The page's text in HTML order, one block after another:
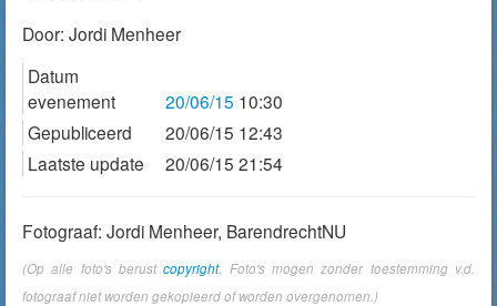
Door: Jordi Menheer
Datum
evenement
20/06/15 10:30
Gepubliceerd
20/06/15 12:43
Laatste update
20/06/15 21:54
Fotograaf: Jordi Menheer, BarendrechtNU
(Op alle foto's berustcopyright. Foto's mogen zonder toestemming v.d.
fotograaf niet worden gekopieerd of worden overgenomen.)